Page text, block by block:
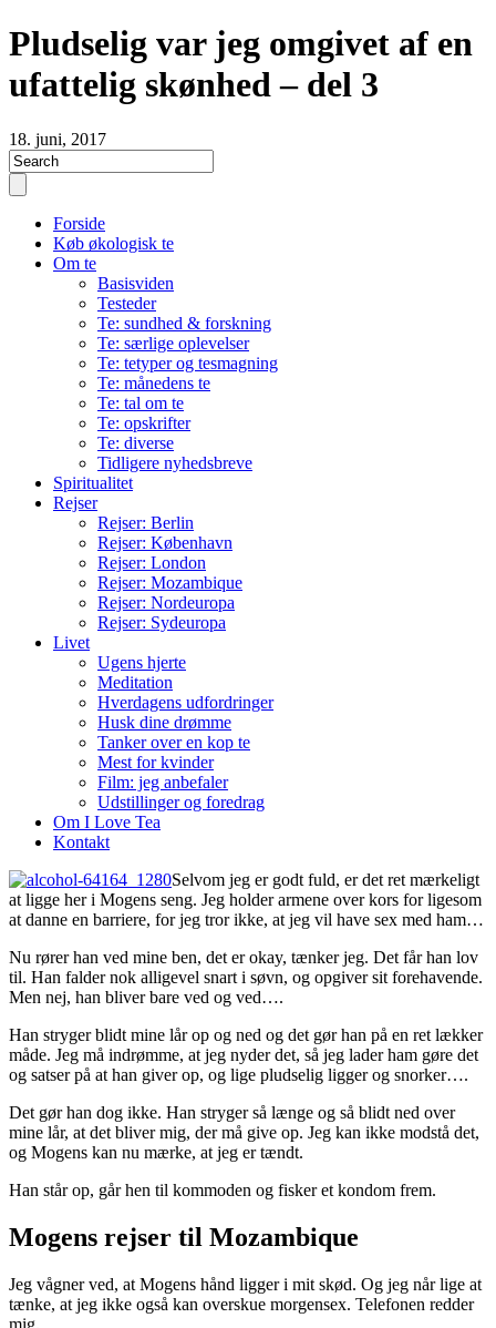
Pludselig var jeg omgivet af en
ufattelig skønhed – del 3
18. juni, 2017
Forside
Køb økologisk te
Om te
Basisviden
Testeder
Te: sundhed & forskning
Te: særlige oplevelser
Te: tetyper og tesmagning
Te: månedens te
Te: tal om te
Te: opskrifter
Te: diverse
Tidligere nyhedsbreve
Spiritualitet
Rejser
Rejser: Berlin
Rejser: København
Rejser: London
Rejser: Mozambique
Rejser: Nordeuropa
Rejser: Sydeuropa
Livet
Ugens hjerte
Meditation
Hverdagens udfordringer
Husk dine drømme
Tanker over en kop te
Mest for kvinder
Film: jeg anbefaler
Udstillinger og foredrag
Om I Love Tea
Kontakt
Selvom jeg er godt fuld, er det ret mærkeligt
at ligge her i Mogens seng. Jeg holder armene over kors for ligesom
at danne en barriere, for jeg tror ikke, at jeg vil have sex med ham…
Nu rører han ved mine ben, det er okay, tænker jeg. Det får han lov
til. Han falder nok alligevel snart i søvn, og opgiver sit forehavende.
Men nej, han bliver bare ved og ved….
Han stryger blidt mine lår op og ned og det gør han på en ret lækker
måde. Jeg må indrømme, at jeg nyder det, så jeg lader ham gøre det
og satser på at han giver op, og lige pludselig ligger og snorker….
Det gør han dog ikke. Han stryger så længe og så blidt ned over
mine lår, at det bliver mig, der må give op. Jeg kan ikke modstå det,
og Mogens kan nu mærke, at jeg er tændt.
Han står op, går hen til kommoden og fisker et kondom frem.
Mogens rejser til Mozambique
Jeg vågner ved, at Mogens hånd ligger i mit skød. Og jeg når lige at
tænke, at jeg ikke også kan overskue morgensex. Telefonen redder
mig.